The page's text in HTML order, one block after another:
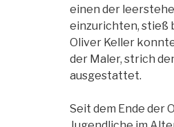
einen der
einzurichten, stieß
Oliver Keller
der Maler, strich
ausgestattet.
Seit dem Ende der